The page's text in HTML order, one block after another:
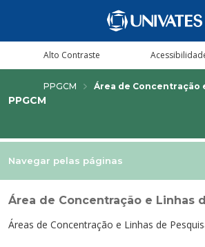
Estude aqui
Financiamentos e bolsas
Por que a Univates?
Cursos
Técnicos
Mestrados e Doutorados
A Univates
Tour Virtual
Avaliação Institucional
Pesquisa e Inovação
Portal da Inovação
Incubadora Tecnológica da Univates -
Extensão
Assessoria Pedagógica Externa
Cultura e Lazer
Biblioteca
Esporte e Saúde
Serviços
Diplomados
Empresas
Alto Contraste
PPGCM Área de Concentração
PPGCM
Área de Concentração e Linhas
Áreas de Concentração e Linhas de
Navegar pelas páginas